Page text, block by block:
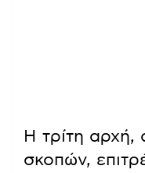
Η τρίτη
σκοπών,